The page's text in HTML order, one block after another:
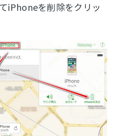
iPhoneを削除をクリッ